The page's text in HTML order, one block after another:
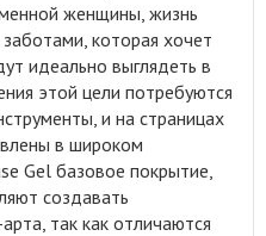
женщины, жизнь
которая хочет
идеально выглядеть в
этой цели потребуются
и на страницах
в широком
Gel базовое покрытие,
создавать
так как отличаются